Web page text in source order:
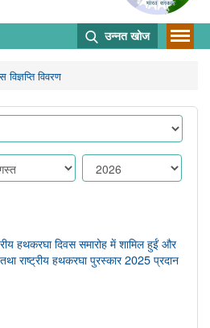
उन्नत खोज
विज्ञप्ति विवरण
हथकरघा दिवस समारोह में शामिल हुईं और
राष्ट्रीय हथकरघा पुरस्कार 2025 प्रदान